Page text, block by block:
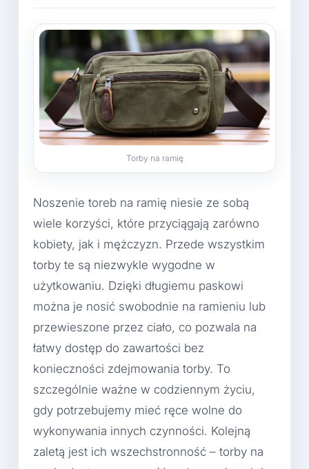
Torby na ramię
Noszenie toreb na ramię niesie ze sobą
wiele korzyści, które przyciągają zarówno
kobiety, jak i mężczyzn. Przede wszystkim
torby te są niezwykle wygodne w
użytkowaniu. Dzięki długiemu paskowi
można je nosić swobodnie na ramieniu lub
przewieszone przez ciało, co pozwala na
łatwy dostęp do zawartości bez
konieczności zdejmowania torby. To
szczególnie ważne w codziennym życiu,
gdy potrzebujemy mieć ręce wolne do
wykonywania innych czynności. Kolejną
zaletą jest ich wszechstronność – torby na